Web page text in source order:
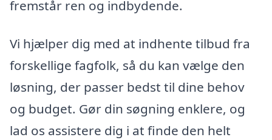
fremstår ren og indbydende.
Vi hjælper dig med at indhente tilbud fra
forskellige fagfolk, så du kan vælge den
løsning, der passer bedst til dine behov
og budget. Gør din søgning enklere, og
lad os assistere dig i at finde den helt